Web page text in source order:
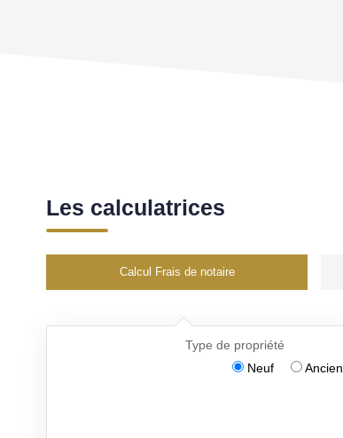
Les calculatrices
Calcul Frais de notaire